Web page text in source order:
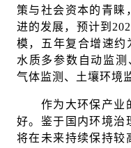
策与社会资本的青睐
进的发展，预计到
模，五年复合增速约
水质多参数自动监
气体监测、土壤环境
作为大环保产业
好。鉴于国内环境治
将在未来持续保持较